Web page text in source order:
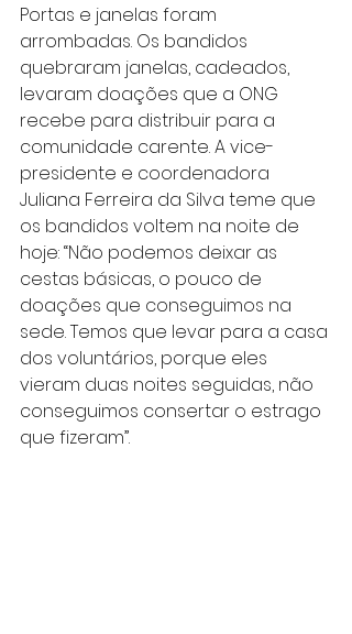
Portas e janelas foram
arrombadas. Os bandidos
quebraram janelas, cadeados,
levaram doações que a ONG
recebe para distribuir para a
comunidade carente. A vice-
presidente e coordenadora
Juliana Ferreira da Silva teme que
os bandidos voltem na noite de
hoje: “Não podemos deixar as
cestas básicas, o pouco de
doações que conseguimos na
sede. Temos que levar para a casa
dos voluntários, porque eles
vieram duas noites seguidas, não
conseguimos consertar o estrago
que fizeram”.